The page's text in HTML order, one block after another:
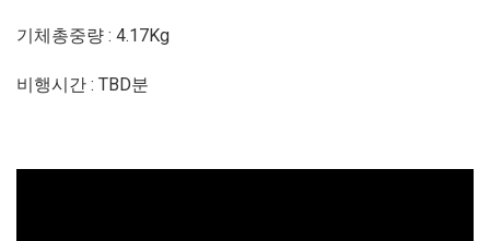
기체총중량 : 4.17Kg
비행시간 : TBD분